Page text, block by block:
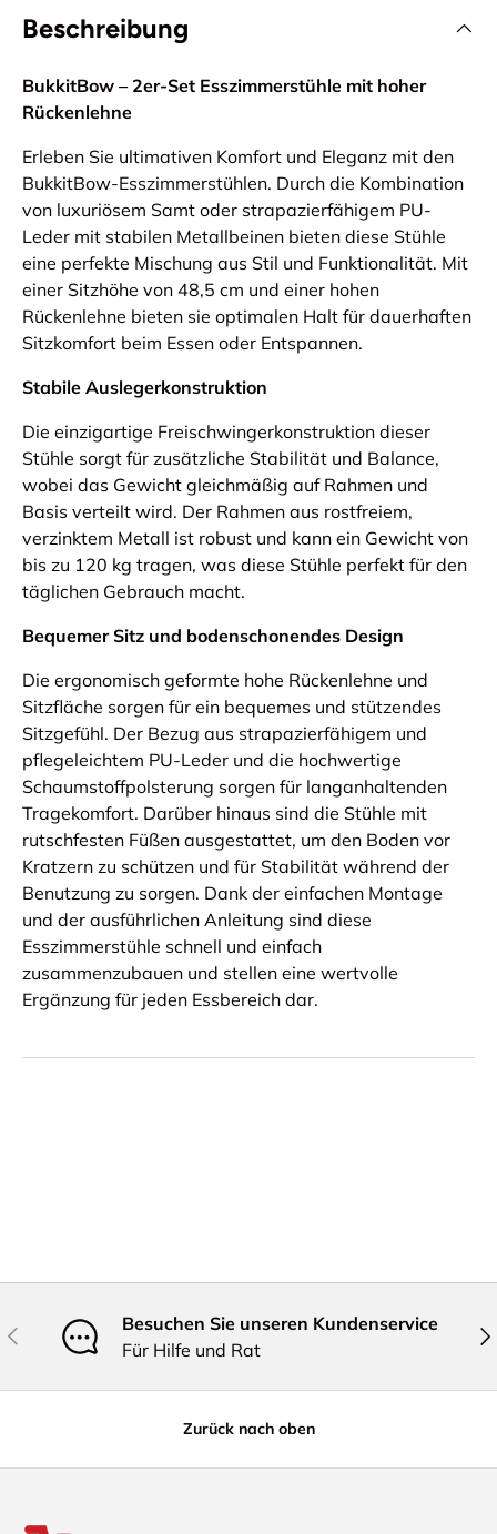
Beschreibung
BukkitBow – 2er-Set Esszimmerstühle mit hoher
Rückenlehne
Erleben Sie ultimativen Komfort und Eleganz mit den
BukkitBow-Esszimmerstühlen. Durch die Kombination
von luxuriösem Samt oder strapazierfähigem PU-
Leder mit stabilen Metallbeinen bieten diese Stühle
eine perfekte Mischung aus Stil und Funktionalität. Mit
einer Sitzhöhe von 48,5 cm und einer hohen
Rückenlehne bieten sie optimalen Halt für dauerhaften
Sitzkomfort beim Essen oder Entspannen.
Stabile Auslegerkonstruktion
Die einzigartige Freischwingerkonstruktion dieser
Stühle sorgt für zusätzliche Stabilität und Balance,
wobei das Gewicht gleichmäßig auf Rahmen und
Basis verteilt wird. Der Rahmen aus rostfreiem,
verzinktem Metall ist robust und kann ein Gewicht von
bis zu 120 kg tragen, was diese Stühle perfekt für den
täglichen Gebrauch macht.
Bequemer Sitz und bodenschonendes Design
Die ergonomisch geformte hohe Rückenlehne und
Sitzfläche sorgen für ein bequemes und stützendes
Sitzgefühl. Der Bezug aus strapazierfähigem und
pflegeleichtem PU-Leder und die hochwertige
Schaumstoffpolsterung sorgen für langanhaltenden
Tragekomfort. Darüber hinaus sind die Stühle mit
rutschfesten Füßen ausgestattet, um den Boden vor
Kratzern zu schützen und für Stabilität während der
Benutzung zu sorgen. Dank der einfachen Montage
und der ausführlichen Anleitung sind diese
Esszimmerstühle schnell und einfach
zusammenzubauen und stellen eine wertvolle
Ergänzung für jeden Essbereich dar.
Vorherige
Besuchen Sie unseren Kundenservice
Für Hilfe und Rat
Zurück nach oben